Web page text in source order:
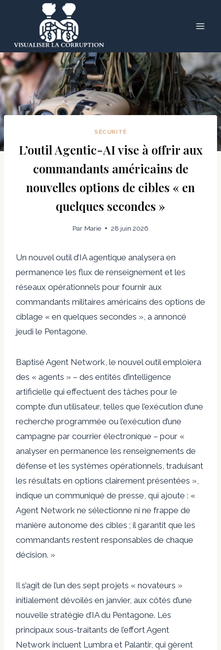
SÉCURITÉ
L’outil Agentic-AI vise à offrir aux
commandants américains de
nouvelles options de cibles « en
quelques secondes »
Par Marie 28 juin 2026
Un nouvel outil d’IA agentique analysera en
permanence les flux de renseignement et les
réseaux opérationnels pour fournir aux
commandants militaires américains des options de
ciblage « en quelques secondes », a annoncé
jeudi le Pentagone.
Baptisé Agent Network, le nouvel outil emploiera
des « agents » – des entités d’intelligence
artificielle qui effectuent des tâches pour le
compte d’un utilisateur, telles que l’exécution d’une
recherche programmée ou l’exécution d’une
campagne par courrier électronique – pour «
analyser en permanence les renseignements de
défense et les systèmes opérationnels, traduisant
les résultats en options clairement présentées »,
indique un communiqué de presse, qui ajoute : «
Agent Network ne sélectionne ni ne frappe de
manière autonome des cibles ; il garantit que les
commandants restent responsables de chaque
décision. »
Il s’agit de l’un des sept projets « novateurs »
initialement dévoilés en janvier, aux côtés d’une
nouvelle stratégie d’IA du Pentagone. Les
principaux sous-traitants de l’effort Agent
Network incluent Lumbra et Palantir, qui gèrent